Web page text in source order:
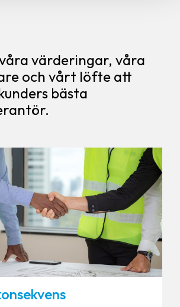
värderingar, våra
och vårt löfte att
bästa